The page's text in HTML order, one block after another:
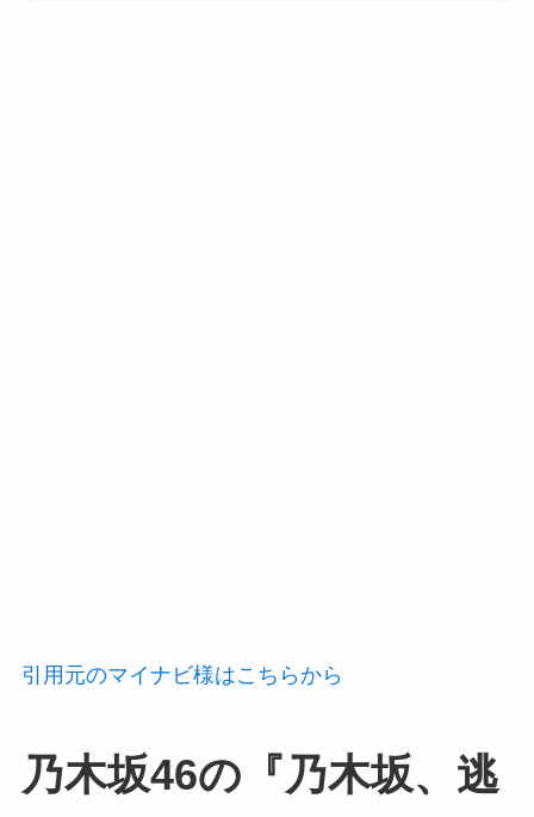
引用元のマイナビ様はこちらから
乃木坂46の『乃木坂、逃